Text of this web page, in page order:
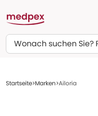
Suchen
Startseite Marken Ailoria